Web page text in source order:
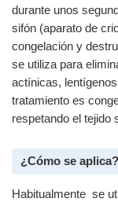
durante unos
sifón (aparato de
congelación y
se utiliza para
actínicas,
tratamiento es
respetando el tejido
¿Cómo se aplica?
Habitualmente se